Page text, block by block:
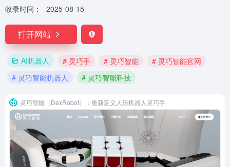
收录时间：
2025-08-15
打开网站
AI机器人 # 灵巧手 # 灵巧智能
# 灵巧智能官网
# 灵巧智能机器人
# 灵巧智能科技
灵巧智能（DexRobot）：重新定义人形机器人灵巧手